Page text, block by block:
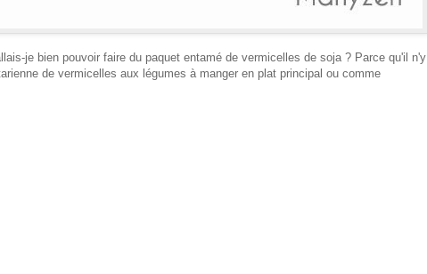
je bien pouvoir faire du paquet entamé de vermicelles de soja ? Parce qu'il n'y
de vermicelles aux légumes à manger en plat principal ou comme